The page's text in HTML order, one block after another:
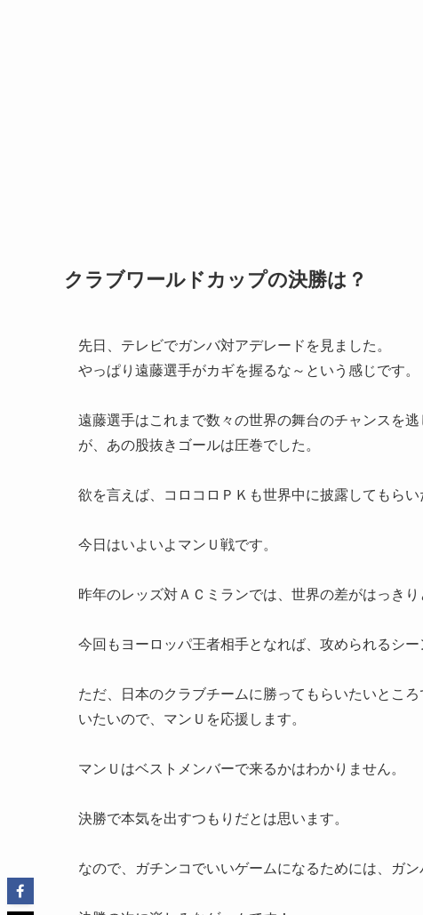
クラブワールドカップの決勝は？
先日、テレビでガンバ対アデレードを見ました。
やっぱり遠藤選手がカギを握るな～という感じです。
遠藤選手はこれまで数々の世界の舞台のチャンスを
が、あの股抜きゴールは圧巻でした。
欲を言えば、コロコロＰＫも世界中に披露してもらい
今日はいよいよマンＵ戦です。
昨年のレッズ対ＡＣミランでは、世界の差がはっきり
今回もヨーロッパ王者相手となれば、攻められるシ
ただ、日本のクラブチームに勝ってもらいたいとこ
いたいので、マンＵを応援します。
マンＵはベストメンバーで来るかはわかりません。
決勝で本気を出すつもりだとは思います。
なので、ガチンコでいいゲームになるためには、ガ